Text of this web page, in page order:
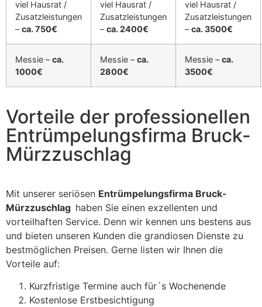
viel Hausrat /
Zusatzleistungen
–ca. 750€
viel Hausrat /
Zusatzleistungen
–ca. 2400€
viel Hausrat /
Zusatzleistungen
–ca. 3500€
Messie –ca.
1000€
Messie –ca.
2800€
Messie –ca.
3500€
Vorteile der professionellen
Entrümpelungsfirma Bruck-
Mürzzuschlag
Mit unserer seriösen Entrümpelungsfirma Bruck-
Mürzzuschlag haben Sie einen exzellenten und
vorteilhaften Service. Denn wir kennen uns bestens aus
und bieten unseren Kunden die grandiosen Dienste zu
bestmöglichen Preisen. Gerne listen wir Ihnen die
Vorteile auf:
Kurzfristige Termine auch für´s Wochenende
Kostenlose Erstbesichtigung